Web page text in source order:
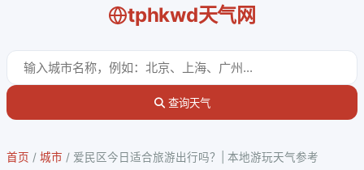
tphkwd天气网
查询天气
首页 / 城市 / 爱民区今日适合旅游出行吗？| 本地游玩天气参考